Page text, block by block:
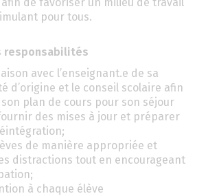
pour tous.
responsabilités
avec l’enseignant.e de sa
d’origine et le conseil scolaire afin
plan de cours pour son séjour
des mises à jour et préparer
de manière appropriée et
distractions tout en encourageant
à chaque élève